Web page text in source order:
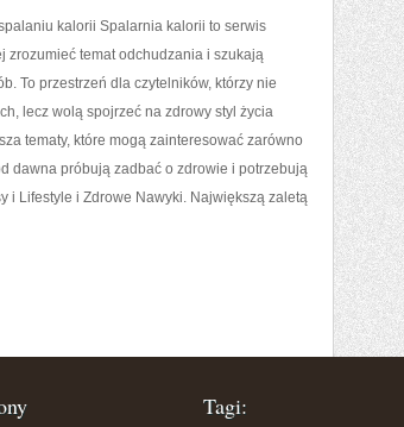
kalorii Spalarnia kalorii to serwis
zrozumieć temat odchudzania i szukają
To przestrzeń dla czytelników, którzy nie
lecz wolą spojrzeć na zdrowy styl życia
tematy, które mogą zainteresować zarówno
dawna próbują zadbać o zdrowie i potrzebują
i Lifestyle i Zdrowe Nawyki. Największą zaletą
Tagi: